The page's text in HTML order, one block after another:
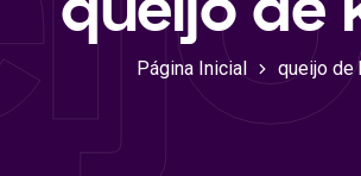
Página Inicial queijo de